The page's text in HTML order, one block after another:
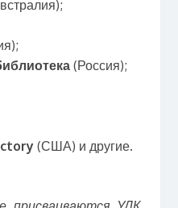
(Россия);
(США) и другие.